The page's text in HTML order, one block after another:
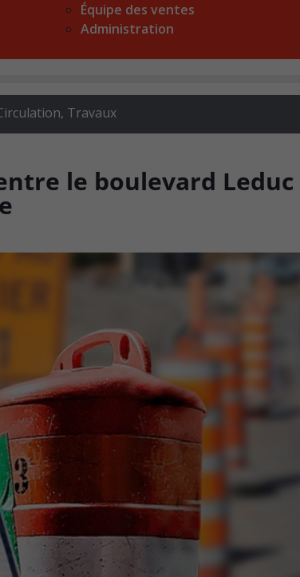
Équipe des ventes
Administration
, Travaux
le boulevard